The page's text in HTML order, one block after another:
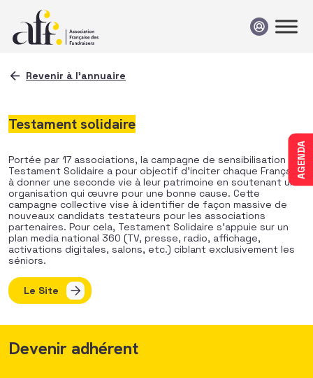
AGENDA
Revenir à l'annuaire
Testament solidaire
Portée par 17 associations, la campagne de sensibilisation
Testament Solidaire a pour objectif d’inciter chaque Français
à donner une seconde vie à leur patrimoine en soutenant une
organisation qui œuvre pour une bonne cause. Cette
campagne collective vise à identifier de façon massive de
nouveaux candidats testateurs pour les associations
partenaires. Pour cela, Testament Solidaire s’appuie sur un
plan media national 360 (TV, presse, radio, affichage,
activations digitales, salons, etc.) ciblant exclusivement les
séniors.
Le Site
Devenir adhérent